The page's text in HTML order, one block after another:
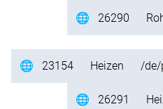
🌐 26290
🌐 23154 Heizen /de/
🌐 26291